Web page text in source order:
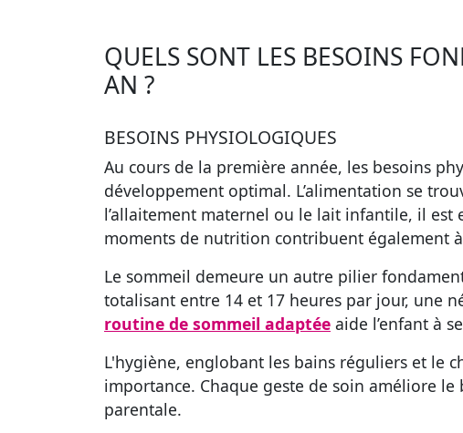
QUELS SONT LES BESOINS
AN ?
BESOINS PHYSIOLOGIQUES
Au cours de la première année, les besoins
développement optimal. L’alimentation se
l’allaitement maternel ou le lait infantile, il est
moments de nutrition contribuent également
Le sommeil demeure un autre pilier
totalisant entre 14 et 17 heures par jour, une
routine de sommeil adaptée aide l’enfant à
L'hygiène, englobant les bains réguliers et le
importance. Chaque geste de soin améliore
parentale.